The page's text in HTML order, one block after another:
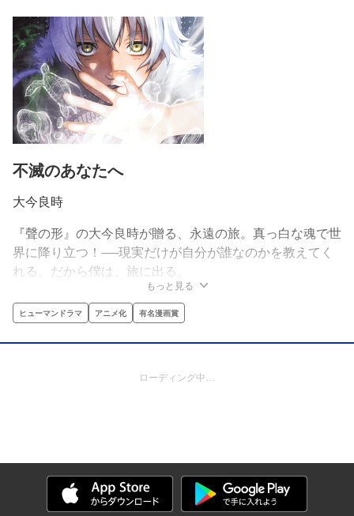
不滅のあなたへ
大今良時
『聲の形』の大今良時が贈る、永遠の旅。真っ白な魂で世
界に降り立つ！──現実だけが自分が誰なのかを教えてく
れる。だから僕は、旅に出る。
もっと見る
ヒューマンドラマ アニメ化 有名漫画賞
ローディング中…